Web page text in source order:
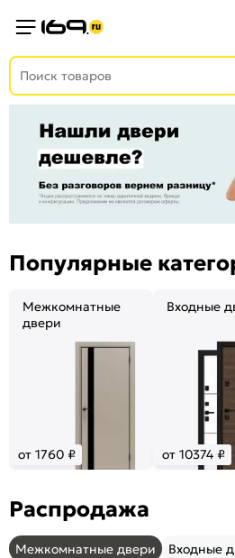
Популярные
Межкомнатные
двери
от 1760 ₽
Входные
от 10374 ₽
Распродажа
Межкомнатные двери Входные